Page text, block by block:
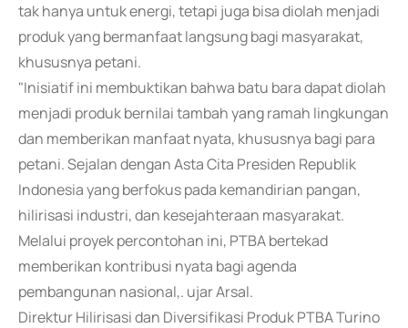
tak hanya untuk energi, tetapi juga bisa diolah menjadi
produk yang bermanfaat langsung bagi masyarakat,
khususnya petani.
"Inisiatif ini membuktikan bahwa batu bara dapat diolah
menjadi produk bernilai tambah yang ramah lingkungan
dan memberikan manfaat nyata, khususnya bagi para
petani. Sejalan dengan Asta Cita Presiden Republik
Indonesia yang berfokus pada kemandirian pangan,
hilirisasi industri, dan kesejahteraan masyarakat.
Melalui proyek percontohan ini, PTBA bertekad
memberikan kontribusi nyata bagi agenda
pembangunan nasional,. ujar Arsal.
Direktur Hilirisasi dan Diversifikasi Produk PTBA Turino